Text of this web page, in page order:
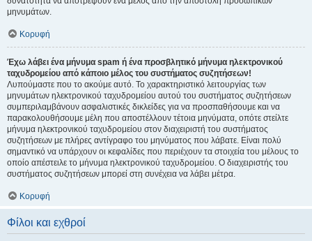
μηνυμάτων.
Κορυφή
Έχω λάβει ένα μήνυμα spam ή ένα προσβλητικό μήνυμα ηλεκτρονικού
ταχυδρομείου από κάποιο μέλος του συστήματος συζητήσεων!
Λυπούμαστε που το ακούμε αυτό. Το χαρακτηριστικό λειτουργίας των
μηνυμάτων ηλεκτρονικού ταχυδρομείου αυτού του συστήματος συζητήσεων
συμπεριλαμβάνουν ασφαλιστικές δικλείδες για να προσπαθήσουμε και να
παρακολουθήσουμε μέλη που αποστέλλουν τέτοια μηνύματα, οπότε στείλτε
μήνυμα ηλεκτρονικού ταχυδρομείου στον διαχειριστή του συστήματος
συζητήσεων με πλήρες αντίγραφο του μηνύματος που λάβατε. Είναι πολύ
σημαντικό να υπάρχουν οι κεφαλίδες που περιέχουν τα στοιχεία του μέλους το
οποίο απέστειλε το μήνυμα ηλεκτρονικού ταχυδρομείου. Ο διαχειριστής του
συστήματος συζητήσεων μπορεί στη συνέχεια να λάβει μέτρα.
Κορυφή
Φίλοι και εχθροί